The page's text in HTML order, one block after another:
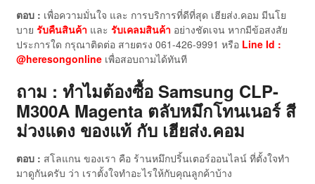
ตอบ : เพื่อความมั่นใจ และ การบริการที่ดีที่สุด เฮียส่ง.คอม มีนโย
บาย รับคืนสินค้า และ รับเคลมสินค้า อย่างชัดเจน หากมีข้อสงสัย
ประการใด กรุณาติดต่อ สายตรง 061-426-9991 หรือ Line Id :
@heresongonlineเพื่อสอบถามได้ทันที
ถาม : ทำไมต้องซื้อ Samsung CLP-
M300A Magenta ตลับหมึกโทนเนอร์ สี
ม่วงแดง ของแท้ กับ เฮียส่ง.คอม
ตอบ : สโลแกน ของเรา คือ ร้านหมึกปริ้นเตอร์ออนไลน์ ที่ตั้งใจทำ
มาดูกันครับ ว่า เราตั้งใจทำอะไรให้กับคุณลูกค้าบ้าง